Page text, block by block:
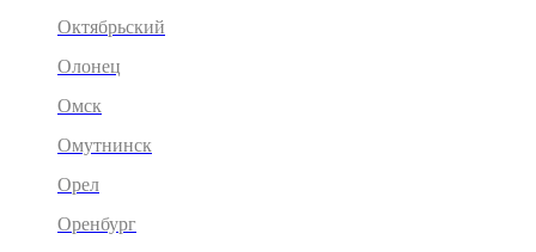
Октябрьский
Олонец
Омск
Омутнинск
Орел
Оренбург